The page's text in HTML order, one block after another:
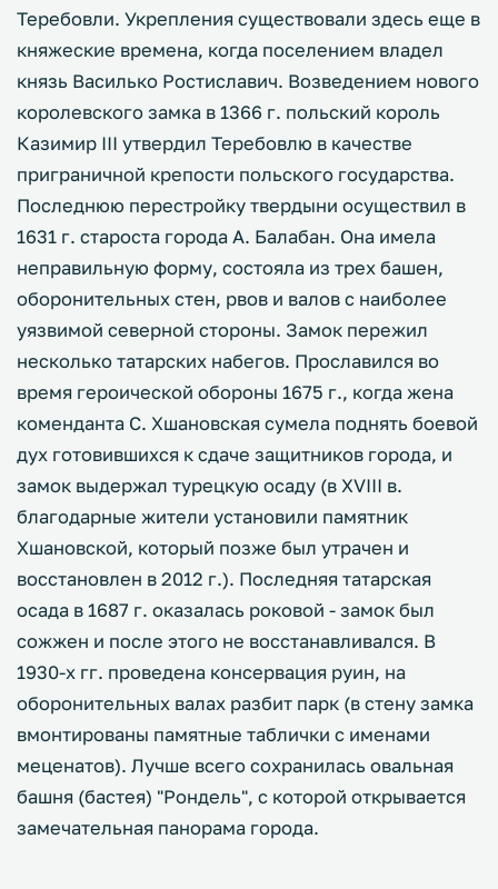
Теребовли. Укрепления существовали здесь еще в
княжеские времена, когда поселением владел
князь Василько Ростиславич. Возведением нового
королевского замка в 1366 г. польский король
Казимир III утвердил Теребовлю в качестве
приграничной крепости польского государства.
Последнюю перестройку твердыни осуществил в
1631 г. староста города А. Балабан. Она имела
неправильную форму, состояла из трех башен,
оборонительных стен, рвов и валов с наиболее
уязвимой северной стороны. Замок пережил
несколько татарских набегов. Прославился во
время героической обороны 1675 г., когда жена
коменданта С. Хшановская сумела поднять боевой
дух готовившихся к сдаче защитников города, и
замок выдержал турецкую осаду (в XVIII в.
благодарные жители установили памятник
Хшановской, который позже был утрачен и
восстановлен в 2012 г.). Последняя татарская
осада в 1687 г. оказалась роковой - замок был
сожжен и после этого не восстанавливался. В
1930-х гг. проведена консервация руин, на
оборонительных валах разбит парк (в стену замка
вмонтированы памятные таблички с именами
меценатов). Лучше всего сохранилась овальная
башня (бастея) "Рондель", с которой открывается
замечательная панорама города.